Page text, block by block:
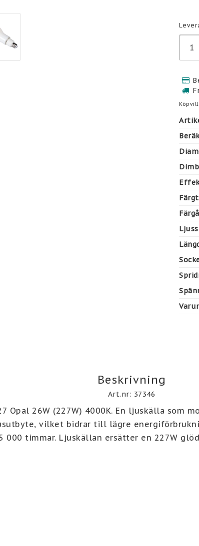
Beskrivning
Art.nr: 37346
Opal 26W (227W) 4000K. En ljuskälla som
vilket bidrar till lägre
000 timmar. Ljuskällan ersätter en 227W